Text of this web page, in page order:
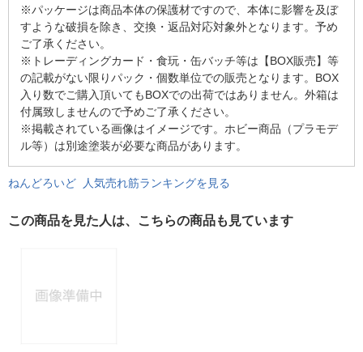
※パッケージは商品本体の保護材ですので、本体に影響を及ぼ
すような破損を除き、交換・返品対応対象外となります。予め
ご了承ください。
※トレーディングカード・食玩・缶バッチ等は【BOX販売】等
の記載がない限りパック・個数単位での販売となります。BOX
入り数でご購入頂いてもBOXでの出荷ではありません。外箱は
付属致しませんので予めご了承ください。
※掲載されている画像はイメージです。ホビー商品（プラモデ
ル等）は別途塗装が必要な商品があります。
ねんどろいど 人気売れ筋ランキングを見る
この商品を見た人は、こちらの商品も見ています